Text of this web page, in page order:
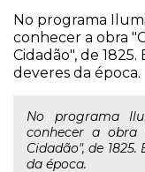
No programa
conhecer a obra
Cidadão", de
deveres da época.
No programa
conhecer a obra
Cidadão", de
da época.